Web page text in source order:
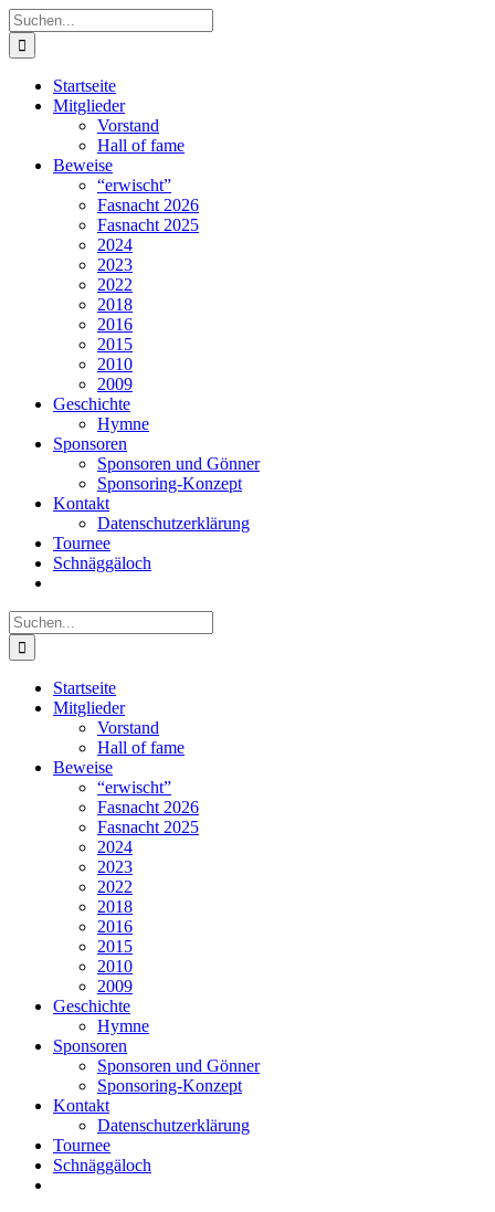
Zum
Inhalt
springen
Suche
nach:
Startseite
Mitglieder
Vorstand
Hall of fame
Beweise
“erwischt”
Fasnacht 2026
Fasnacht 2025
2024
2023
2022
2018
2016
2015
2010
2009
Geschichte
Hymne
Sponsoren
Sponsoren und Gönner
Sponsoring-Konzept
Kontakt
Datenschutzerklärung
Tournee
Schnäggäloch
Suche
nach:
Startseite
Mitglieder
Vorstand
Hall of fame
Beweise
“erwischt”
Fasnacht 2026
Fasnacht 2025
2024
2023
2022
2018
2016
2015
2010
2009
Geschichte
Hymne
Sponsoren
Sponsoren und Gönner
Sponsoring-Konzept
Kontakt
Datenschutzerklärung
Tournee
Schnäggäloch